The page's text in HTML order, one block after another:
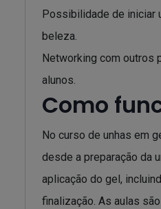
Possibilidade de iniciar
beleza.
Networking com outros
alunos.
Como
No curso de unhas em
desde a preparação da
aplicação do gel,
finalização. As aulas